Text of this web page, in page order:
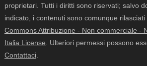
proprietari. Tutti i diritti sono riservati; salvo
indicato, i contenuti sono comunque rilasciati
Commons Attribuzione - Non commerciale -
Italia License . Ulteriori permessi possono
Contattaci